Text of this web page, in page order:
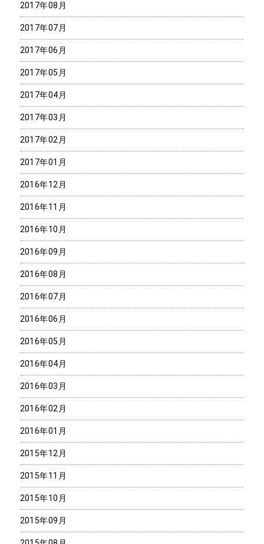
2017年08月
2017年07月
2017年06月
2017年05月
2017年04月
2017年03月
2017年02月
2017年01月
2016年12月
2016年11月
2016年10月
2016年09月
2016年08月
2016年07月
2016年06月
2016年05月
2016年04月
2016年03月
2016年02月
2016年01月
2015年12月
2015年11月
2015年10月
2015年09月